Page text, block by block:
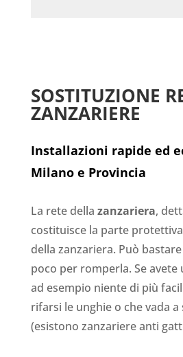
SOSTITUZIONE
ZANZARIERE
Installazioni rapide ed
Milano e Provincia
La rete della zanzariera,
costituisce la parte
della zanzariera. Può
poco per romperla. Se avete
ad esempio niente di più
rifarsi le unghie o che vada
(esistono zanzariere anti